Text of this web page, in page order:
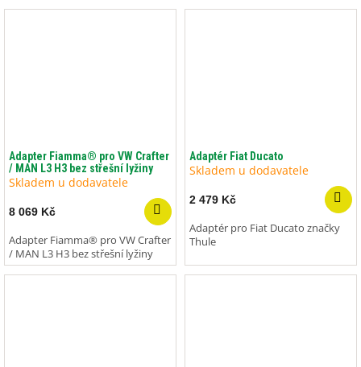
Adapter Fiamma® pro VW Crafter
/ MAN L3 H3 bez střešní lyžiny
Skladem u dodavatele
8 069 Kč
Adapter Fiamma® pro VW Crafter
/ MAN L3 H3 bez střešní lyžiny
Adaptér Fiat Ducato
Skladem u dodavatele
2 479 Kč
Adaptér pro Fiat Ducato značky
Thule